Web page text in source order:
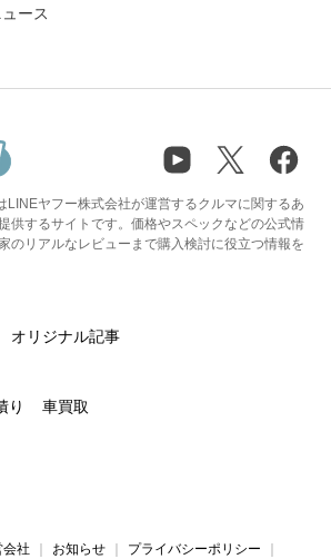
ース
LINEヤフー株式会社が運営するクルマに関するあ
供するサイトです。価格やスペックなどの公式情
のリアルなレビューまで購入検討に役立つ情報を
オリジナル記事
り 車買取
会社 お知らせ プライバシーポリシー